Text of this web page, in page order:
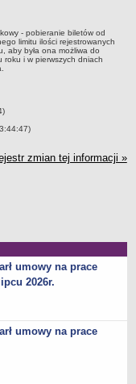
pracy
RYNKU PRACY
- pobieranie biletów od
limitu ilości rejestrowanych
aby była ona możliwa do
i w pierwszych dniach
zmian tej informacji »
umowy na prace
2026r.
umowy na prace